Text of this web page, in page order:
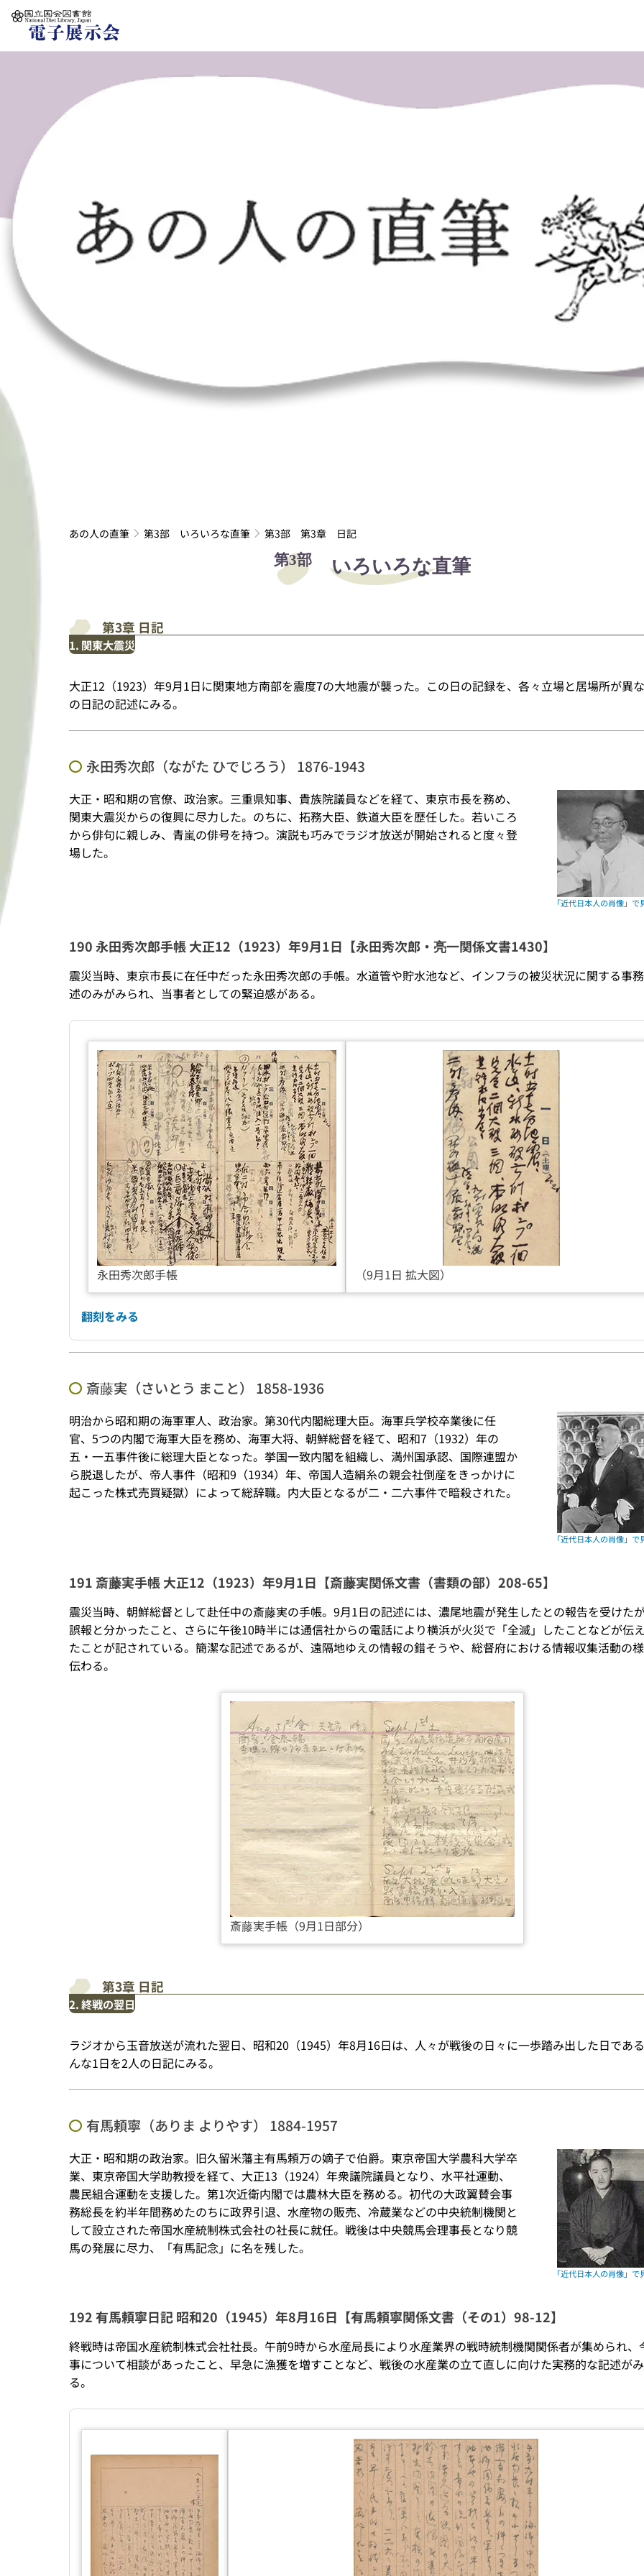
本文へ移動
あの人の直筆 第3部 いろいろな直筆 第3部 第3章 日記
第3部 いろいろな直筆
第3章 日記
1. 関東大震災
大正12（1923）年9月1日に関東地方南部を震度7の大地震が襲った。この日の記録を、各々立場と居場所が異
の日記の記述にみる。
永田秀次郎（ながた ひでじろう） 1876-1943
大正・昭和期の官僚、政治家。三重県知事、貴族院議員などを経て、東京市長を務め、
関東大震災からの復興に尽力した。のちに、拓務大臣、鉄道大臣を歴任した。若いころ
から俳句に親しみ、青嵐の俳号を持つ。演説も巧みでラジオ放送が開始されると度々登
場した。
190 永田秀次郎手帳 大正12（1923）年9月1日【永田秀次郎・亮一関係文書1430】
震災当時、東京市長に在任中だった永田秀次郎の手帳。水道管や貯水池など、インフラの被災状況に関する事
述のみがみられ、当事者としての緊迫感がある。
永田秀次郎手帳 （9月1日 拡大図）
翻刻をみる
斎藤実（さいとう まこと） 1858-1936
明治から昭和期の海軍軍人、政治家。第30代内閣総理大臣。海軍兵学校卒業後に任
官、5つの内閣で海軍大臣を務め、海軍大将、朝鮮総督を経て、昭和7（1932）年の
五・一五事件後に総理大臣となった。挙国一致内閣を組織し、満州国承認、国際連盟か
ら脱退したが、帝人事件（昭和9（1934）年、帝国人造絹糸の親会社倒産をきっかけに
起こった株式売買疑獄）によって総辞職。内大臣となるが二・二六事件で暗殺された。
191 斎藤実手帳 大正12（1923）年9月1日【斎藤実関係文書（書類の部）208-65】
震災当時、朝鮮総督として赴任中の斎藤実の手帳。9月1日の記述には、濃尾地震が発生したとの報告を受けた
誤報と分かったこと、さらに午後10時半には通信社からの電話により横浜が火災で「全滅」したことなどが伝
たことが記されている。簡潔な記述であるが、遠隔地ゆえの情報の錯そうや、総督府における情報収集活動の
伝わる。
斎藤実手帳（9月1日部分）
第3章 日記
2. 終戦の翌日
ラジオから玉音放送が流れた翌日、昭和20（1945）年8月16日は、人々が戦後の日々に一歩踏み出した日であ
んな1日を2人の日記にみる。
有馬頼寧（ありま よりやす） 1884-1957
大正・昭和期の政治家。旧久留米藩主有馬頼万の嫡子で伯爵。東京帝国大学農科大学卒
業、東京帝国大学助教授を経て、大正13（1924）年衆議院議員となり、水平社運動、
農民組合運動を支援した。第1次近衛内閣では農林大臣を務める。初代の大政翼賛会事
務総長を約半年間務めたのちに政界引退、水産物の販売、冷蔵業などの中央統制機関と
して設立された帝国水産統制株式会社の社長に就任。戦後は中央競馬会理事長となり競
馬の発展に尽力、「有馬記念」に名を残した。
192 有馬頼寧日記 昭和20（1945）年8月16日【有馬頼寧関係文書（その1）98-12】
終戦時は帝国水産統制株式会社社長。午前9時から水産局長により水産業界の戦時統制機関関係者が集められ、
事について相談があったこと、早急に漁獲を増すことなど、戦後の水産業の立て直しに向けた実務的な記述が
る。